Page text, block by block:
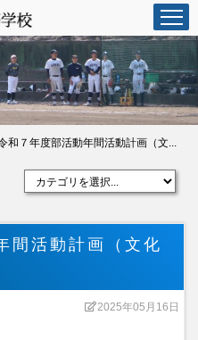
和７年度部活動年間活動計画（文...
間活動計画（文化
2025年05月16日